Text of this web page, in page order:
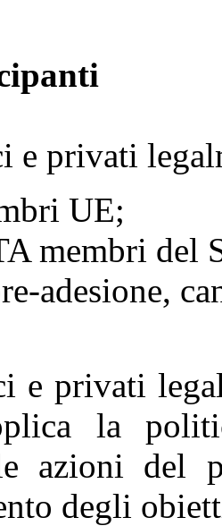
e privati
UE;
membri del
adesione,
e privati
la
azioni del
degli